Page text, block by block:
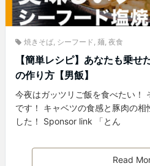
焼きそば, シーフード , 麺, 夜食
【簡単レシピ】あなたも乗せ
の作り方【男飯】
今夜はガッツリご飯を食べたい！
です！ キャベツの食感と豚肉の
した！ Sponsor link 「とん
Read